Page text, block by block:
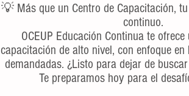
💡 Más que un Centro de Capacitación,
continuo.
OCEUP Educación Continua te
capacitación de alto nivel, con enfoque
demandadas. ¿Listo para dejar de
Te preparamos hoy para el